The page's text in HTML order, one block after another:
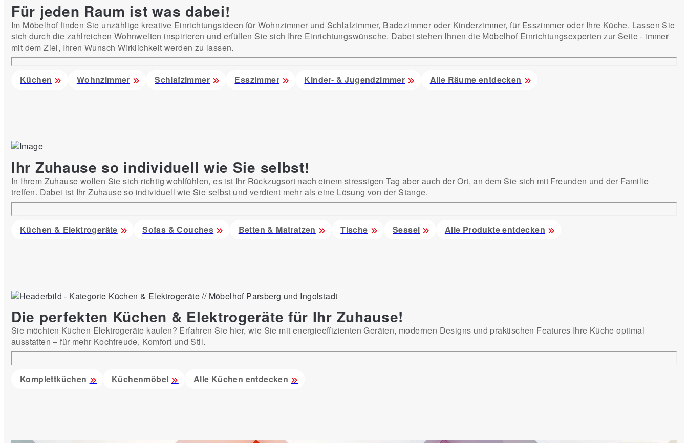
Für jeden Raum ist was dabei!
Im Möbelhof finden Sie unzählige kreative Einrichtungsideen für Wohnzimmer und Schlafzimmer, Badezimmer oder Kinderzimmer, für Esszimmer oder Ihre Küche. Lassen Sie
sich durch die zahlreichen Wohnwelten inspirieren und erfüllen Sie sich Ihre Einrichtungswünsche. Dabei stehen Ihnen die Möbelhof Einrichtungsexperten zur Seite - immer
mit dem Ziel, Ihren Wunsch Wirklichkeit werden zu lassen.
Küchen Wohnzimmer Schlafzimmer Esszimmer Kinder- & Jugendzimmer Alle Räume entdecken
Ihr Zuhause so individuell wie Sie selbst!
In Ihrem Zuhause wollen Sie sich richtig wohlfühlen, es ist Ihr Rückzugsort nach einem stressigen Tag aber auch der Ort, an dem Sie sich mit Freunden und der Familie
treffen. Dabei ist Ihr Zuhause so individuell wie Sie selbst und verdient mehr als eine Lösung von der Stange.
Küchen & Elektrogeräte Sofas & Couches Betten & Matratzen Tische Sessel Alle Produkte entdecken
Die perfekten Küchen & Elektrogeräte für Ihr Zuhause!
Sie möchten Küchen Elektrogeräte kaufen? Erfahren Sie hier, wie Sie mit energieeffizienten Geräten, modernen Designs und praktischen Features Ihre Küche optimal
ausstatten – für mehr Kochfreude, Komfort und Stil.
Komplettküchen Küchenmöbel Alle Küchen entdecken